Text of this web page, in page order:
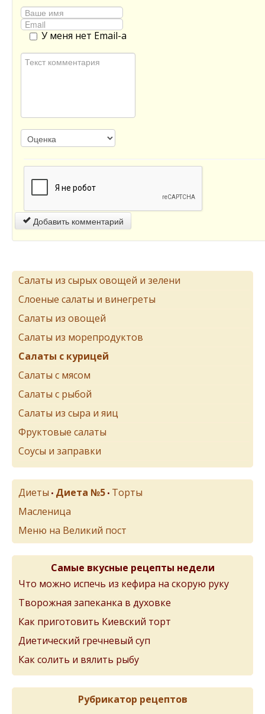
У меня нет Email-а
Добавить комментарий
Салаты из сырых овощей и зелени
Слоеные салаты и винегреты
Салаты из овощей
Салаты из морепродуктов
Салаты с курицей
Салаты с мясом
Салаты с рыбой
Салаты из сыра и яиц
Фруктовые салаты
Соусы и заправки
Диеты • Диета №5 • Торты
Масленица
Меню на Великий пост
Самые вкусные рецепты недели
Что можно испечь из кефира на скорую руку
Творожная запеканка в духовке
Как приготовить Киевский торт
Диетический гречневый суп
Как солить и вялить рыбу
Рубрикатор рецептов